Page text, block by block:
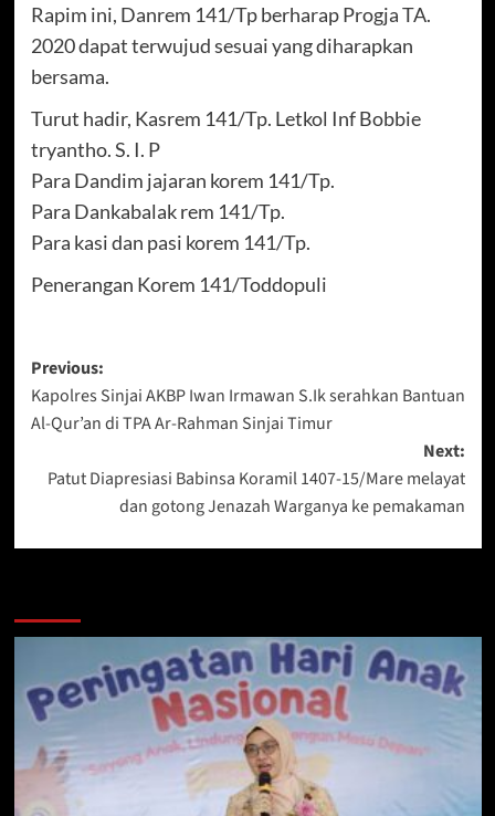
Rapim ini, Danrem 141/Tp berharap Progja TA.
2020 dapat terwujud sesuai yang diharapkan
bersama.
Turut hadir, Kasrem 141/Tp. Letkol Inf Bobbie
tryantho. S. I. P
Para Dandim jajaran korem 141/Tp.
Para Dankabalak rem 141/Tp.
Para kasi dan pasi korem 141/Tp.
Penerangan Korem 141/Toddopuli
Post
navigation
Previous:
Kapolres Sinjai AKBP Iwan Irmawan S.Ik serahkan Bantuan
Al-Qur’an di TPA Ar-Rahman Sinjai Timur
Next:
Patut Diapresiasi Babinsa Koramil 1407-15/Mare melayat
dan gotong Jenazah Warganya ke pemakaman